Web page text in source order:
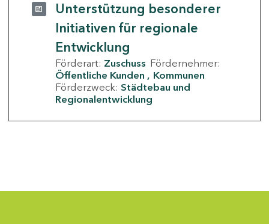
Unterstützung besonderer
Initiativen für regionale
Entwicklung
Förderart: Zuschuss Fördernehmer:
Öffentliche Kunden
Kommunen
Förderzweck: Städtebau und
Regionalentwicklung